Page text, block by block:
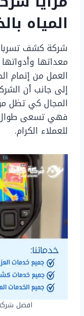
المياه
شركة كشف
معداتها
العمل من إتمام
إلى جانب أن
المجال كي تظل
فهي تسعى طوال
للعملاء الكرام.
افضل